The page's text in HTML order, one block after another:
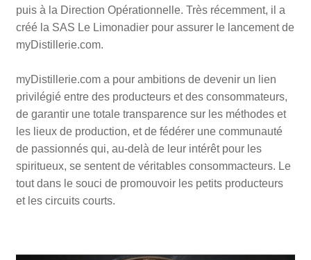
puis à la Direction Opérationnelle. Très récemment, il a
créé la SAS Le Limonadier pour assurer le lancement de
myDistillerie.com.
myDistillerie.com a pour ambitions de devenir un lien
privilégié entre des producteurs et des consommateurs,
de garantir une totale transparence sur les méthodes et
les lieux de production, et de fédérer une communauté
de passionnés qui, au-delà de leur intérêt pour les
spiritueux, se sentent de véritables consommacteurs. Le
tout dans le souci de promouvoir les petits producteurs
et les circuits courts.